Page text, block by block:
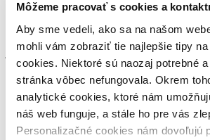
Môžeme pracovať s cookies a
Aby sme vedeli, ako sa na našom
mohli vám zobraziť tie najlepšie tipy
cookies. Niektoré sú naozaj potrebné
stránka vôbec nefungovala. Okrem
analytické cookies, ktoré nám
náš web funguje, a stále ho pre vás
Personalizačné cookies nám dovoľujú
Nestíhate zastaviť sa tento rok v kamennom
knihy pod vianočný stromček? My vás
už môžete darovať aj e-knihy! A čo je na tom
jednoduché a kniha príde k jej príjemcovi
na kuriéra alebo nedostatok kusov na sklade.
[…]
celý článok
Äsa LarssonováBrian Tracy Christina Tracy